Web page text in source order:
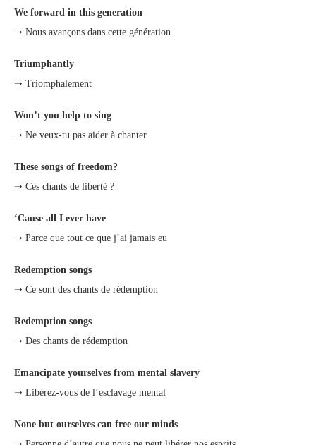
We forward in this generation
➝ Nous avançons dans cette génération
Triumphantly
➝ Triomphalement
Won’t you help to sing
➝ Ne veux-tu pas aider à chanter
These songs of freedom?
➝ Ces chants de liberté ?
‘Cause all I ever have
➝ Parce que tout ce que j’ai jamais eu
Redemption songs
➝ Ce sont des chants de rédemption
Redemption songs
➝ Des chants de rédemption
Emancipate yourselves from mental slavery
➝ Libérez-vous de l’esclavage mental
None but ourselves can free our minds